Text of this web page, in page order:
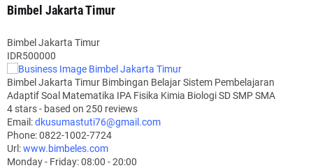
Bimbel Jakarta Timur
Bimbel Jakarta Timur
IDR500000
Bimbel Jakarta Timur Bimbingan Belajar Sistem Pembelajaran
Adaptif Soal Matematika IPA Fisika Kimia Biologi SD SMP SMA
4 stars - based on 250 reviews
Email:dkusumastuti76@gmail.com
Phone:0822-1002-7724
Url:www.bimbeles.com
Monday - Friday: 08:00 - 20:00